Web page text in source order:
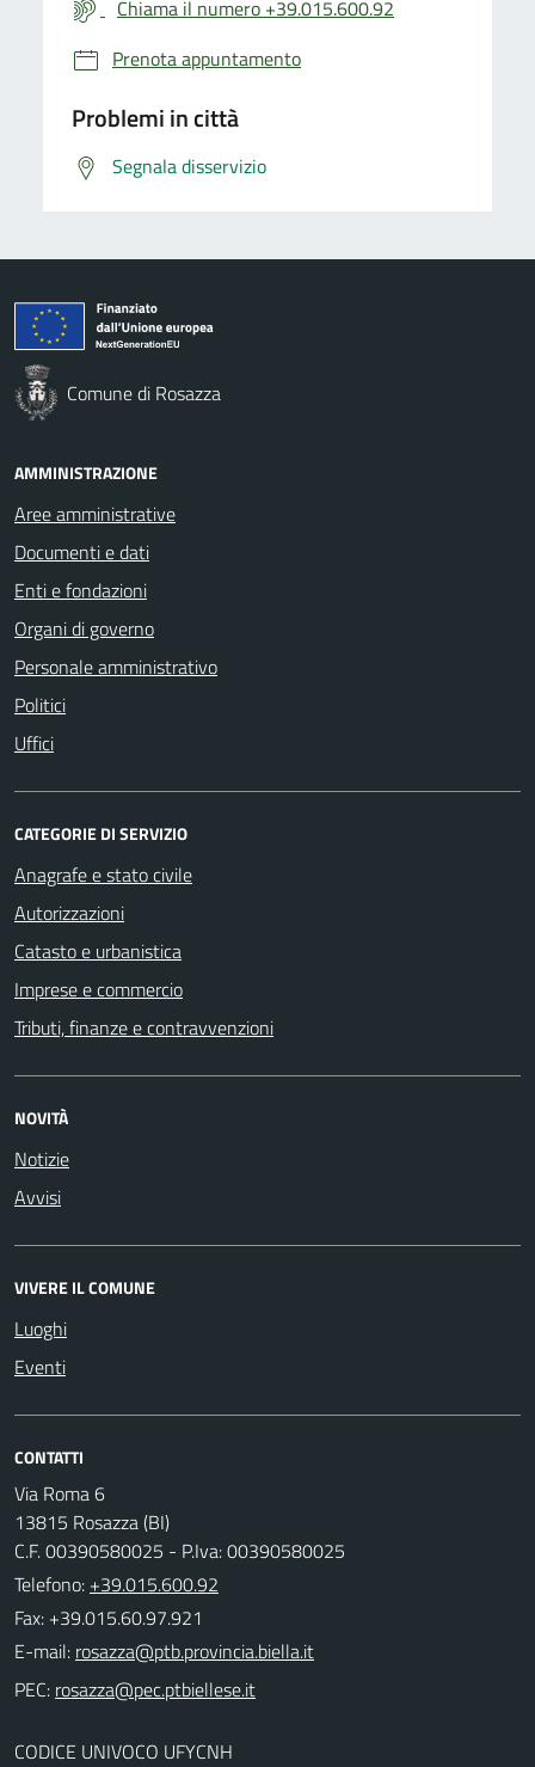
Chiama il numero +39.015.600.92
Prenota appuntamento
Problemi in città
Segnala disservizio
Comune di Rosazza
AMMINISTRAZIONE
Aree amministrative
Documenti e dati
Enti e fondazioni
Organi di governo
Personale amministrativo
Politici
Uffici
CATEGORIE DI SERVIZIO
Anagrafe e stato civile
Autorizzazioni
Catasto e urbanistica
Imprese e commercio
Tributi, finanze e contravvenzioni
NOVITÀ
Notizie
Avvisi
VIVERE IL COMUNE
Luoghi
Eventi
CONTATTI
Via Roma 6
13815 Rosazza (BI)
C.F. 00390580025 - P.Iva: 00390580025
Telefono: +39.015.600.92
Fax: +39.015.60.97.921
E-mail:
PEC:
CODICE UNIVOCO UFYCNH